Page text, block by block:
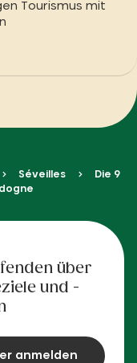
Tourismus mit
Séveilles
Die 9
über
und -
anmelden